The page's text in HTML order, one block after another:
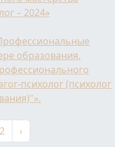
– 2024»
образования.
психолог (психолог
Следующая
›